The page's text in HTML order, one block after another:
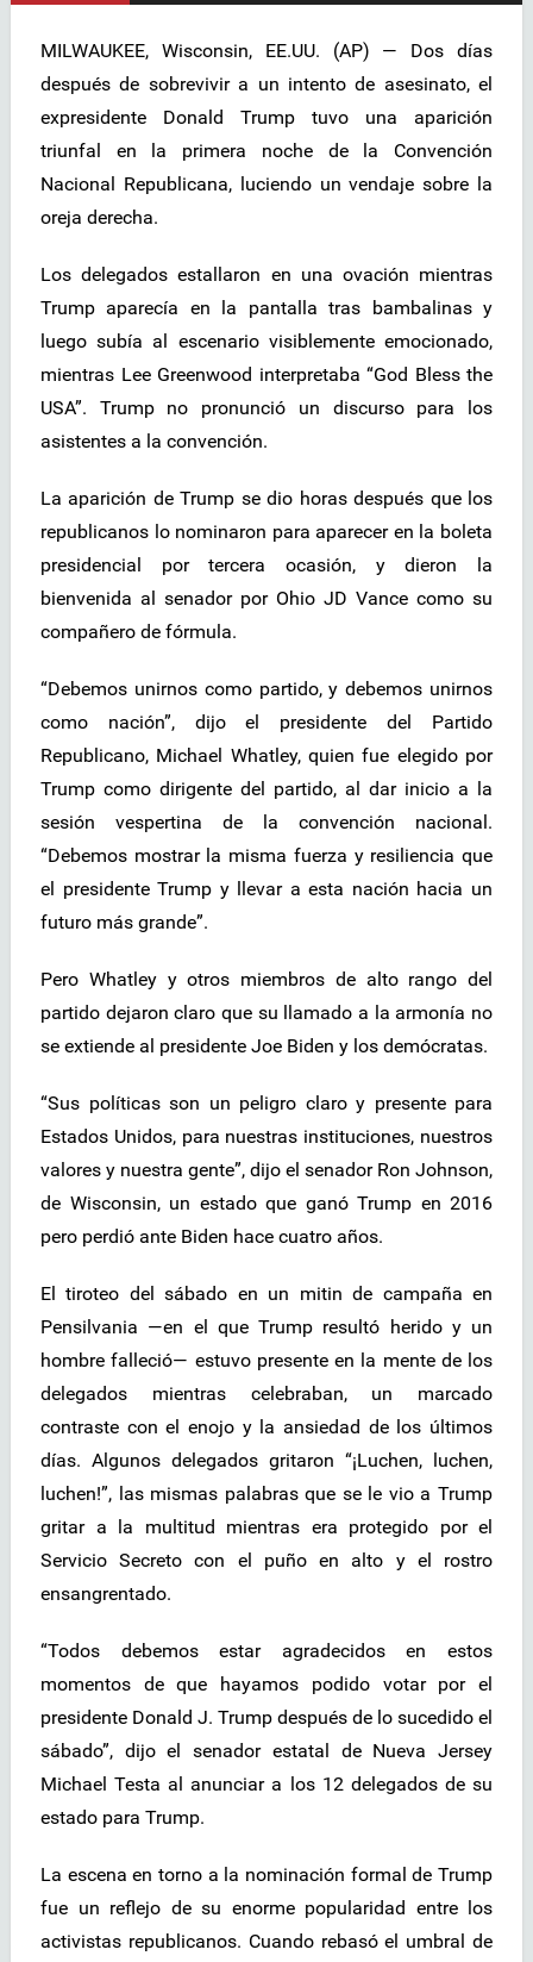
MILWAUKEE, Wisconsin, EE.UU. (AP) — Dos días
después de sobrevivir a un intento de asesinato, el
expresidente Donald Trump tuvo una aparición
triunfal en la primera noche de la Convención
Nacional Republicana, luciendo un vendaje sobre la
oreja derecha.
Los delegados estallaron en una ovación mientras
Trump aparecía en la pantalla tras bambalinas y
luego subía al escenario visiblemente emocionado,
mientras Lee Greenwood interpretaba “God Bless the
USA”. Trump no pronunció un discurso para los
asistentes a la convención.
La aparición de Trump se dio horas después que los
republicanos lo nominaron para aparecer en la boleta
presidencial por tercera ocasión, y dieron la
bienvenida al senador por Ohio JD Vance como su
compañero de fórmula.
“Debemos unirnos como partido, y debemos unirnos
como nación”, dijo el presidente del Partido
Republicano, Michael Whatley, quien fue elegido por
Trump como dirigente del partido, al dar inicio a la
sesión vespertina de la convención nacional.
“Debemos mostrar la misma fuerza y resiliencia que
el presidente Trump y llevar a esta nación hacia un
futuro más grande”.
Pero Whatley y otros miembros de alto rango del
partido dejaron claro que su llamado a la armonía no
se extiende al presidente Joe Biden y los demócratas.
“Sus políticas son un peligro claro y presente para
Estados Unidos, para nuestras instituciones, nuestros
valores y nuestra gente”, dijo el senador Ron Johnson,
de Wisconsin, un estado que ganó Trump en 2016
pero perdió ante Biden hace cuatro años.
El tiroteo del sábado en un mitin de campaña en
Pensilvania —en el que Trump resultó herido y un
hombre falleció— estuvo presente en la mente de los
delegados mientras celebraban, un marcado
contraste con el enojo y la ansiedad de los últimos
días. Algunos delegados gritaron “¡Luchen, luchen,
luchen!”, las mismas palabras que se le vio a Trump
gritar a la multitud mientras era protegido por el
Servicio Secreto con el puño en alto y el rostro
ensangrentado.
“Todos debemos estar agradecidos en estos
momentos de que hayamos podido votar por el
presidente Donald J. Trump después de lo sucedido el
sábado”, dijo el senador estatal de Nueva Jersey
Michael Testa al anunciar a los 12 delegados de su
estado para Trump.
La escena en torno a la nominación formal de Trump
fue un reflejo de su enorme popularidad entre los
activistas republicanos. Cuando rebasó el umbral de